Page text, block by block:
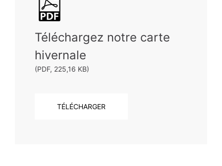
Téléchargez notre carte
hivernale
(PDF, 225,16 KB)
TÉLÉCHARGER